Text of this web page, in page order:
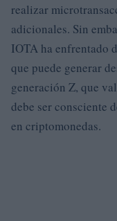
realizar
adicionales. Sin
IOTA ha enfrentado
que puede generar
generación Z, que
debe ser consciente
en criptomonedas.